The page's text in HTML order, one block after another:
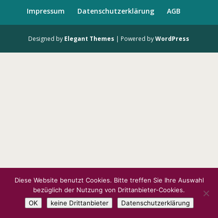
Impressum Datenschutzerklärung AGB
Designed by Elegant Themes | Powered byWordPress
Diese Website benutzt Cookies. Bitte treffen Sie Ihre Auswahl
bezüglich der Nutzung von Drittanbieter-Cookies.
OK
keine Drittanbieter Datenschutzerklärung